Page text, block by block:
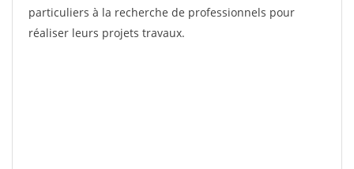
particuliers à la recherche de professionnels pour
réaliser leurs projets travaux.